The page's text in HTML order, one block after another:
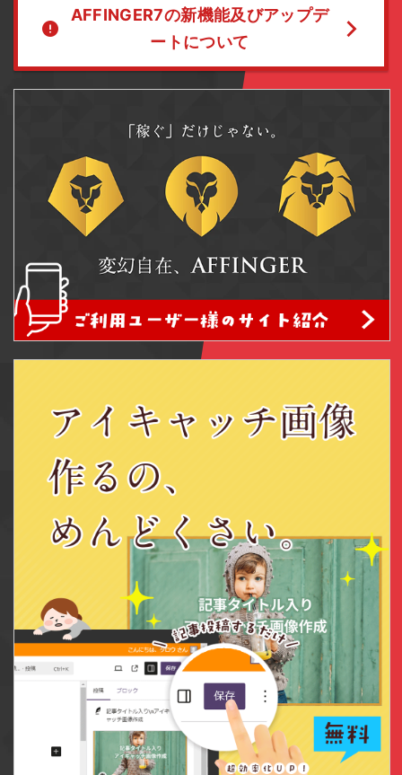
AFFINGER7の新機能及びアップデ
ートについて